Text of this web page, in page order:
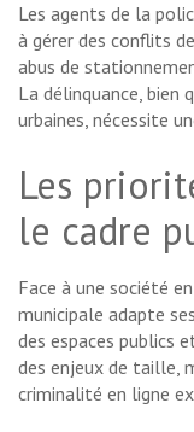
Les agents de la
à gérer des conflits
abus de
La délinquance, bien
urbaines, nécessite
Les
le cadre
Face à une société
municipale adapte
des espaces publics
des enjeux de taille,
criminalité en ligne